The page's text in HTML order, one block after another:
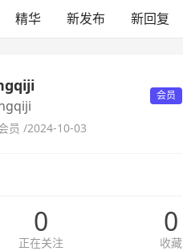
精华 新发布 新回复
会员
员 /2024-10-03
0
正在关注
0
收藏